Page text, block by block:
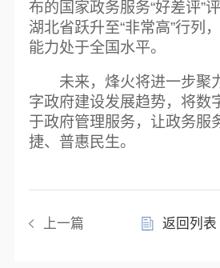
布的国家政务服务“好差评”
湖北省跃升至“非常高”行列
能力处于全国水平。
未来，烽火将进一步聚
字政府建设发展趋势，将数
于政府管理服务，让政务服
捷、普惠民生。
上一篇 返回列表